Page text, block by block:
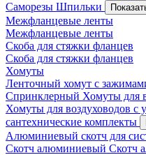
Саморезы Шпильки
Межфланцевые ленты
Межфланцевые ленты
Скоба для стяжки фланцев
Скоба для стяжки фланцев
Хомуты
Ленточный хомут с
Спринклерный Хомуты для
Хомуты для воздуховодов с
сантехнические комплекты
Алюминиевый скотч для
Скотч алюминиевый Скотч